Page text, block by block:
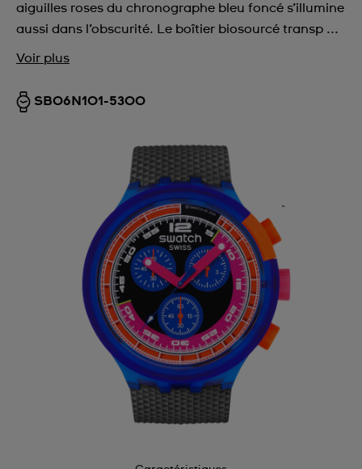
aiguilles roses du chronographe bleu foncé s’illumine
aussi dans l’obscurité. Le boîtier biosourcé transp ...
Voir plus
SB06N101-5300